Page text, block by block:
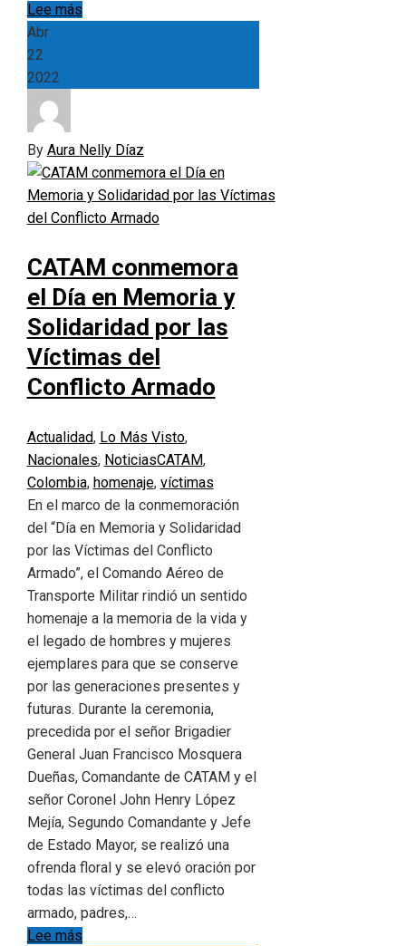
Lee más
Abr
22
2022
By Aura Nelly Díaz
CATAM conmemora
el Día en Memoria y
Solidaridad por las
Víctimas del
Conflicto Armado
Actualidad, Lo Más Visto,
Nacionales, NoticiasCATAM,
Colombia, homenaje, víctimas
En el marco de la conmemoración
del “Día en Memoria y Solidaridad
por las Víctimas del Conflicto
Armado”, el Comando Aéreo de
Transporte Militar rindió un sentido
homenaje a la memoria de la vida y
el legado de hombres y mujeres
ejemplares para que se conserve
por las generaciones presentes y
futuras. Durante la ceremonia,
precedida por el señor Brigadier
General Juan Francisco Mosquera
Dueñas, Comandante de CATAM y el
señor Coronel John Henry López
Mejía, Segundo Comandante y Jefe
de Estado Mayor, se realizó una
ofrenda floral y se elevó oración por
todas las víctimas del conflicto
armado, padres,…
Lee más